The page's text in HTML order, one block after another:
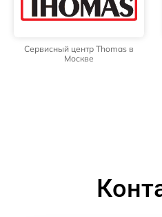
Сервисный центр Thomas в
Москве